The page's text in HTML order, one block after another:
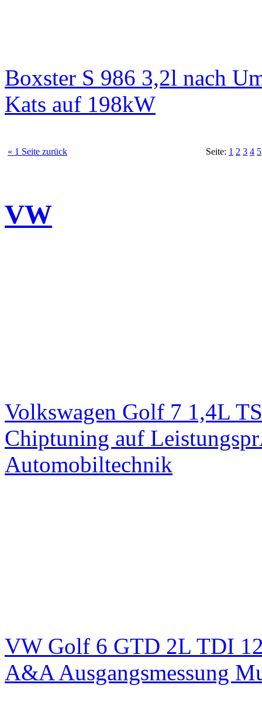
Boxster S 986 3,2l nach
Kats auf 198kW
« 1 Seite zurück Seite: 1 2 3 4 5
VW
Volkswagen Golf 7 1,4L
Chiptuning auf
Automobiltechnik
VW Golf 6 GTD 2L TDI
A&A Ausgangsmessung